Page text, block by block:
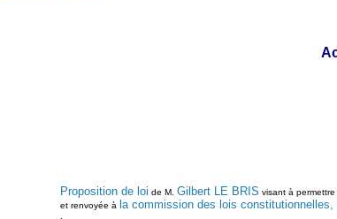
Proposition de loi de M. Gilbert LE BRIS visant à
et renvoyée à la commission des lois
.